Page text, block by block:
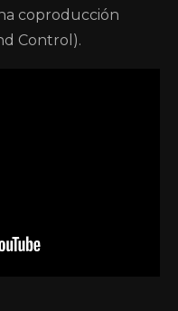
coproducción
Control).